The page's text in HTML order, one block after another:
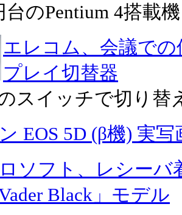
台のPentium 4搭載
エレコム、会議で
プレイ切替器
スイッチで切り替
EOS 5D (β機) 実
ソフト、レシーバ
Black」モデル